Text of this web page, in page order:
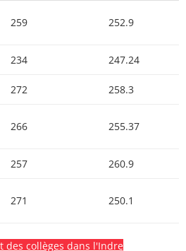
259 252.9
234 247.24
272 258.3
266 255.37
257 260.9
271 250.1
des collèges dans l'Indre